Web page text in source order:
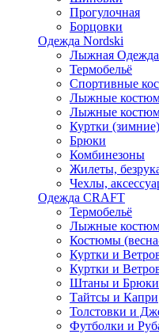
Прогулочная
Борцовки
Одежда Nordski
Лыжная Одежда
Термобельё
Спортивные
Лыжные
Лыжные
Куртки (зимние)
Брюки
Комбинезоны
Жилеты,
Чехлы,
Одежда CRAFT
Термобельё
Лыжные
Костюмы
Куртки и
Куртки и
Штаны и Брюки
Тайтсы и Капри
Толстовки и
Футболки и